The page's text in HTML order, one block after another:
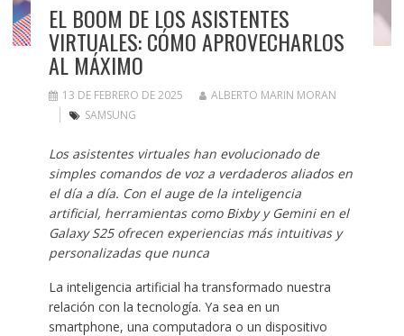
EL BOOM DE LOS ASISTENTES
VIRTUALES: CÓMO APROVECHARLOS
AL MÁXIMO
13 DE FEBRERO DE 2025
ALBERTO MARIN MORAN
SAMSUNG
Los asistentes virtuales han evolucionado de
simples comandos de voz a verdaderos aliados en
el día a día. Con el auge de la inteligencia
artificial, herramientas como Bixby y Gemini en el
Galaxy S25 ofrecen experiencias más intuitivas y
personalizadas que nunca
La inteligencia artificial ha transformado nuestra
relación con la tecnología. Ya sea en un
smartphone, una computadora o un dispositivo